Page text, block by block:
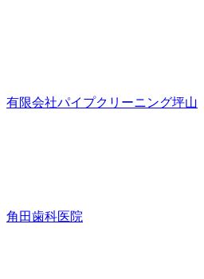
有限会社パイプクリーニング坪山
角田歯科医院